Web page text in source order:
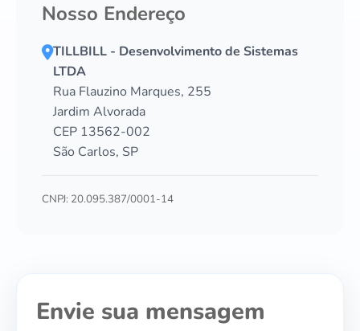
Nosso Endereço
TILLBILL - Desenvolvimento de Sistemas
LTDA
Rua Flauzino Marques, 255
Jardim Alvorada
CEP 13562-002
São Carlos, SP
CNPJ: 20.095.387/0001-14
Envie sua mensagem